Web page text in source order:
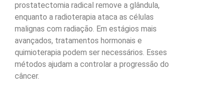
prostatectomia radical remove a glândula,
enquanto a radioterapia ataca as células
malignas com radiação. Em estágios mais
avançados, tratamentos hormonais e
quimioterapia podem ser necessários. Esses
métodos ajudam a controlar a progressão do
câncer.